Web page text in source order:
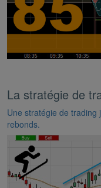
La stratégie de
Une stratégie de trading
rebonds.